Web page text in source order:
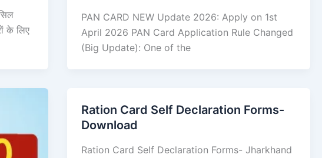
के लिए
PAN CARD NEW Update 2026: Apply on 1st
April 2026 PAN Card Application Rule Changed
(Big Update): One of the
Ration Card Self Declaration Forms-
Download
Ration Card Self Declaration Forms- Jharkhand